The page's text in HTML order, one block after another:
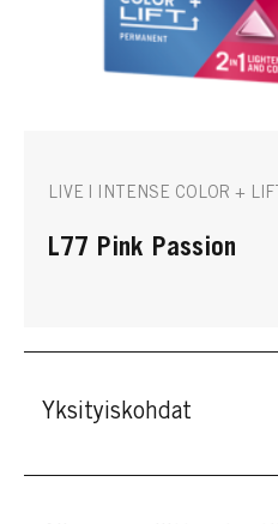
LIVE | INTENSE COLOR + LIFT
L77 Pink Passion
Yksityiskohdat